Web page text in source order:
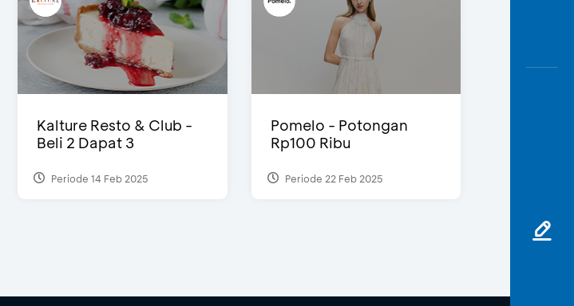
Kalture Resto & Club -
Beli 2 Dapat 3
Periode 14 Feb 2025
Pomelo - Potongan
Rp100 Ribu
Periode 22 Feb 2025